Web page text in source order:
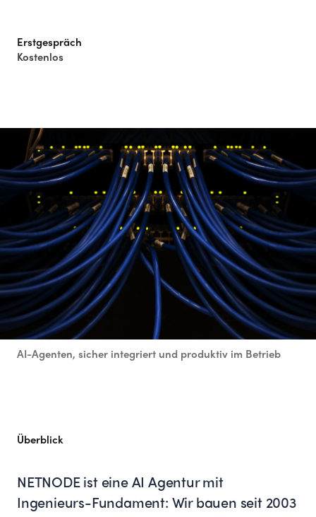
Erstgespräch
Kostenlos
AI-Agenten, sicher integriert und produktiv im Betrieb
Überblick
NETNODE ist eine AI Agentur mit
Ingenieurs-Fundament: Wir bauen seit 2003